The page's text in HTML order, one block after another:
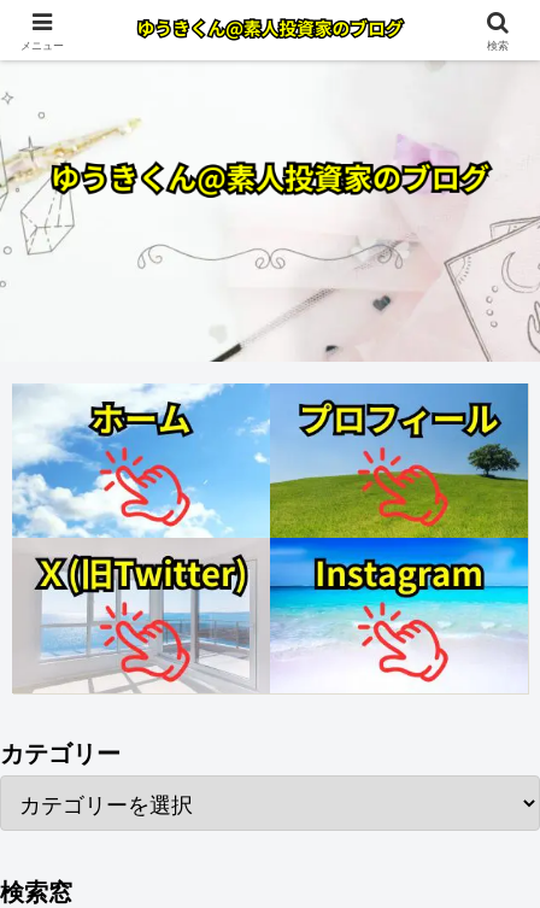
カテゴリー
検索窓
メニュー 検索